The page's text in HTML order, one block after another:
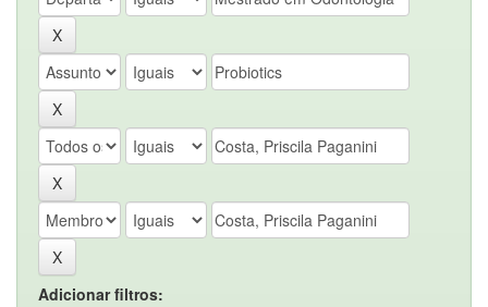
Adicionar filtros: